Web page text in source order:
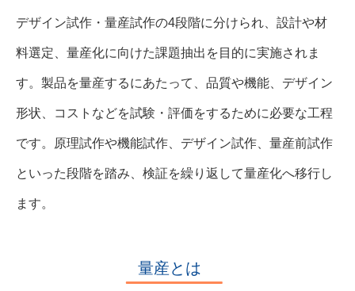
デザイン試作・量産試作の4段階に分けられ、設計や材
料選定、量産化に向けた課題抽出を目的に実施されま
す。製品を量産するにあたって、品質や機能、デザイン
形状、コストなどを試験・評価をするために必要な工程
です。原理試作や機能試作、デザイン試作、量産前試作
といった段階を踏み、検証を繰り返して量産化へ移行し
ます。
量産とは